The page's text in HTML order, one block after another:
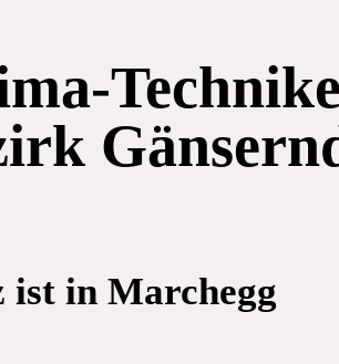
ist in Marchegg